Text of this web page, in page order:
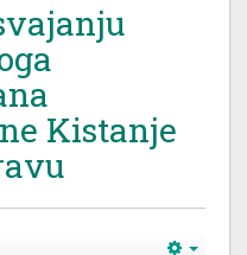
Kistanje